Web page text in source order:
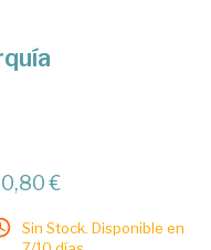
€
Sin Stock. Disponible en